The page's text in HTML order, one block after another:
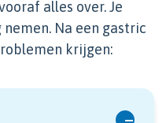
alles over. Je
Na een gastric
krijgen: